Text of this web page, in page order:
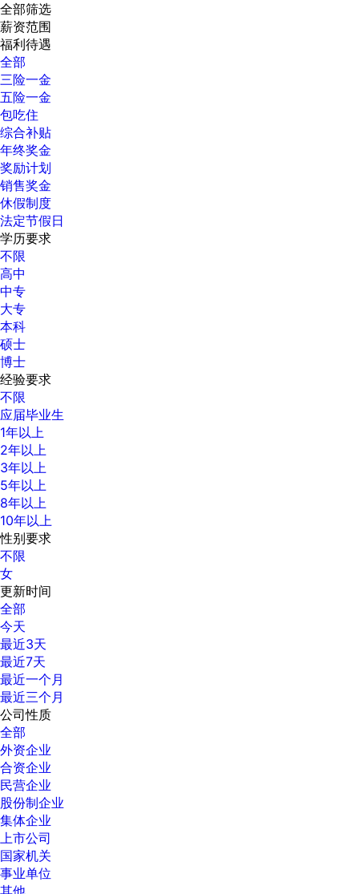
全部筛选
薪资范围
福利待遇
全部
三险一金
五险一金
包吃住
综合补贴
年终奖金
奖励计划
销售奖金
休假制度
法定节假日
学历要求
不限
高中
中专
大专
本科
硕士
博士
经验要求
不限
应届毕业生
1年以上
2年以上
3年以上
5年以上
8年以上
10年以上
性别要求
不限
女
更新时间
全部
今天
最近3天
最近7天
最近一个月
最近三个月
公司性质
全部
外资企业
合资企业
民营企业
股份制企业
集体企业
上市公司
国家机关
事业单位